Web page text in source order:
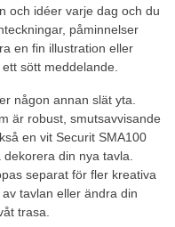
och idéer varje dag och du
påminnelser
en fin illustration eller
sött meddelande.
någon annan slät yta.
är robust, smutsavvisande
en vit Securit SMA100
din nya tavla.
separat för fler kreativa
tavlan eller ändra din
trasa.